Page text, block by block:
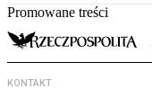
Promowane treści
KONTAKT